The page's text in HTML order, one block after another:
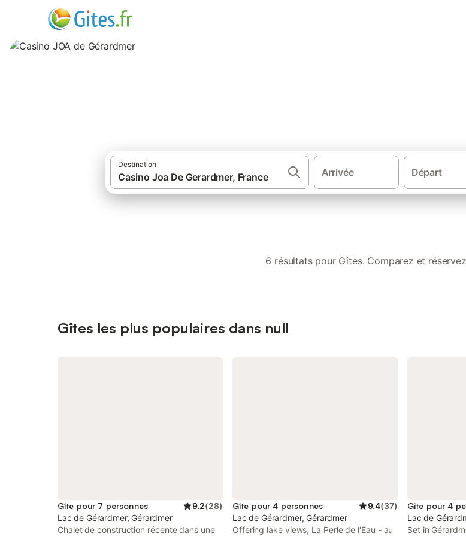
Destination
Arrivée Départ
6 résultats pour Gîtes. Comparez et
Gîtes les plus populaires dans null
Gîte pour 7 personnes 9.2(28)
Lac de Gérardmer, Gérardmer
Chalet de construction récente dans une
Gîte pour 4 personnes 9.4(37)
Lac de Gérardmer, Gérardmer
Offering lake views, La Perle de l'Eau - au
Gîte pour 4
Lac de
Set in